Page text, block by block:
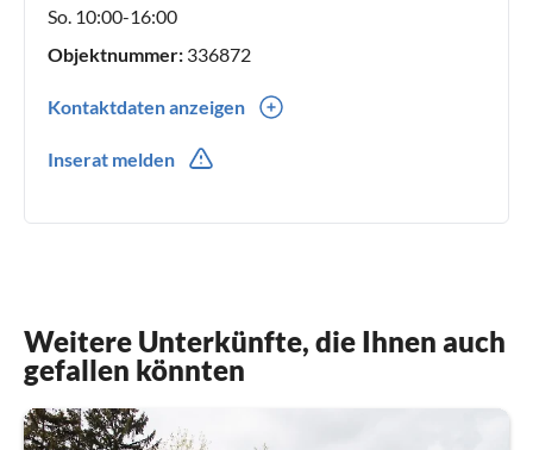
So. 10:00-16:00
Objektnummer: 336872
Kontaktdaten anzeigen
Inserat melden
Weitere Unterkünfte, die Ihnen auch
gefallen könnten